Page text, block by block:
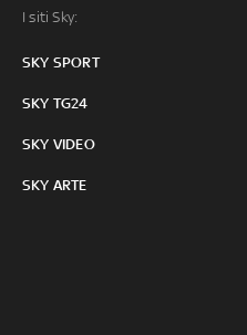
I siti Sky:
SKY SPORT
SKY TG24
SKY VIDEO
SKY ARTE